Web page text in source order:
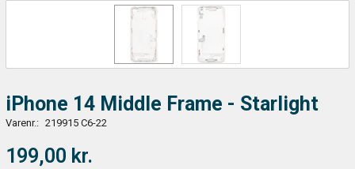
iPhone 14 Middle Frame - Starlight
Varenr.: 219915 C6-22
199,00 kr.